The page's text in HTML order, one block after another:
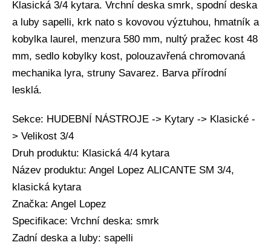
Klasická 3/4 kytara. Vrchní deska smrk, spodní deska
a luby sapelli, krk nato s kovovou výztuhou, hmatník a
kobylka laurel, menzura 580 mm, nultý pražec kost 48
mm, sedlo kobylky kost, polouzavřená chromovaná
mechanika lyra, struny Savarez. Barva přírodní
lesklá.
Sekce: HUDEBNÍ NÁSTROJE -> Kytary -> Klasické -
> Velikost 3/4
Druh produktu: Klasická 4/4 kytara
Název produktu: Angel Lopez ALICANTE SM 3/4,
klasická kytara
Značka: Angel Lopez
Specifikace: Vrchní deska: smrk
Zadní deska a luby: sapelli